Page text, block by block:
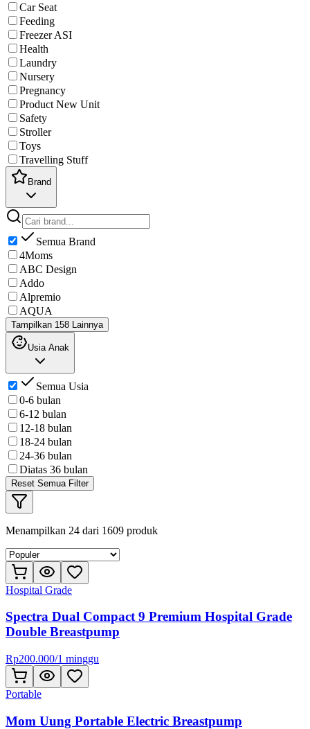
Car Seat
Feeding
Freezer ASI
Health
Laundry
Nursery
Pregnancy
Product New Unit
Safety
Stroller
Toys
Travelling Stuff
Brand
Semua Brand
4Moms
ABC Design
Addo
Alpremio
AQUA
Tampilkan 158 Lainnya
Usia Anak
Semua Usia
0-6 bulan
6-12 bulan
12-18 bulan
18-24 bulan
24-36 bulan
Diatas 36 bulan
Reset Semua Filter
Menampilkan 24 dari 1609 produk
Hospital Grade
Spectra Dual Compact 9 Premium Hospital Grade
Double Breastpump
Rp200.000/1 minggu
Portable
Mom Uung Portable Electric Breastpump